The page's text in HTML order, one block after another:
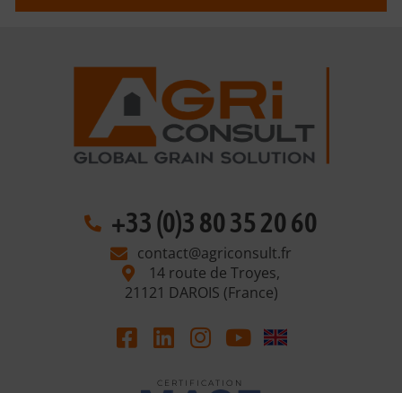
+33 (0)3 80 35 20 60
contact@agriconsult.fr
14 route de Troyes,
21121 DAROIS (France)
C E R T I F I C A T I O N